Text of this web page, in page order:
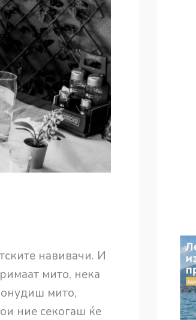
навивачи. И
мито, нека
мито,
ние секогаш ќе